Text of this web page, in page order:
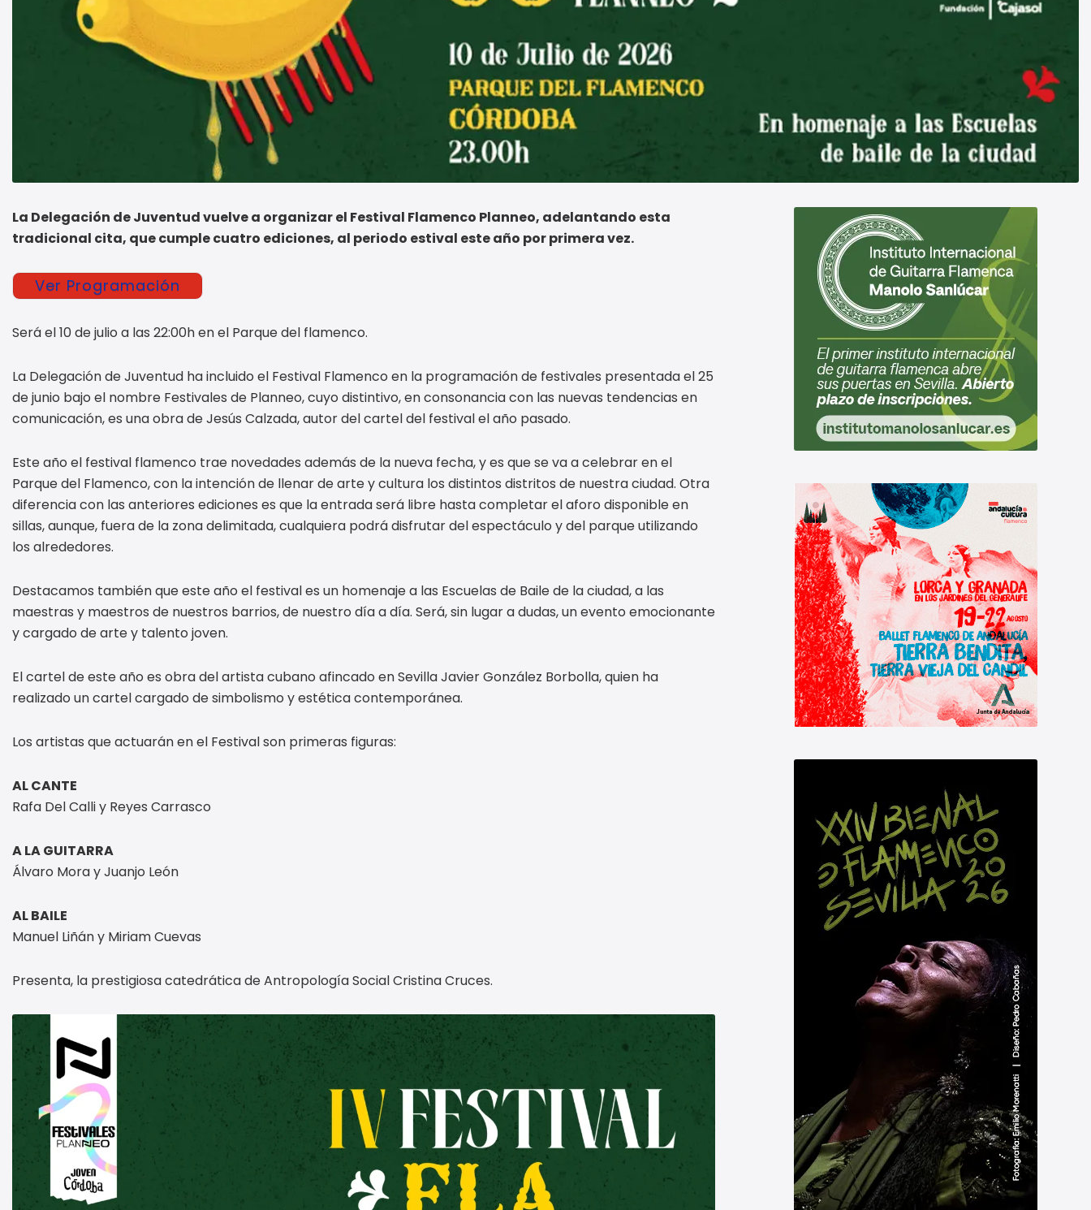
La Delegación de Juventud vuelve a organizar el Festival Flamenco Planneo, adelantando esta
tradicional cita, que cumple cuatro ediciones, al periodo estival este año por primera vez.
Ver Programación
Será el 10 de julio a las 22:00h en el Parque del flamenco.
La Delegación de Juventud ha incluido el Festival Flamenco en la programación de festivales presentada el 25
de junio bajo el nombre Festivales de Planneo, cuyo distintivo, en consonancia con las nuevas tendencias en
comunicación, es una obra de Jesús Calzada, autor del cartel del festival el año pasado.
Este año el festival flamenco trae novedades además de la nueva fecha, y es que se va a celebrar en el
Parque del Flamenco, con la intención de llenar de arte y cultura los distintos distritos de nuestra ciudad. Otra
diferencia con las anteriores ediciones es que la entrada será libre hasta completar el aforo disponible en
sillas, aunque, fuera de la zona delimitada, cualquiera podrá disfrutar del espectáculo y del parque utilizando
los alrededores.
Destacamos también que este año el festival es un homenaje a las Escuelas de Baile de la ciudad, a las
maestras y maestros de nuestros barrios, de nuestro día a día. Será, sin lugar a dudas, un evento emocionante
y cargado de arte y talento joven.
El cartel de este año es obra del artista cubano afincado en Sevilla Javier González Borbolla, quien ha
realizado un cartel cargado de simbolismo y estética contemporánea.
Los artistas que actuarán en el Festival son primeras figuras:
AL CANTE
Rafa Del Calli y Reyes Carrasco
A LA GUITARRA
Álvaro Mora y Juanjo León
AL BAILE
Manuel Liñán y Miriam Cuevas
Presenta, la prestigiosa catedrática de Antropología Social Cristina Cruces.